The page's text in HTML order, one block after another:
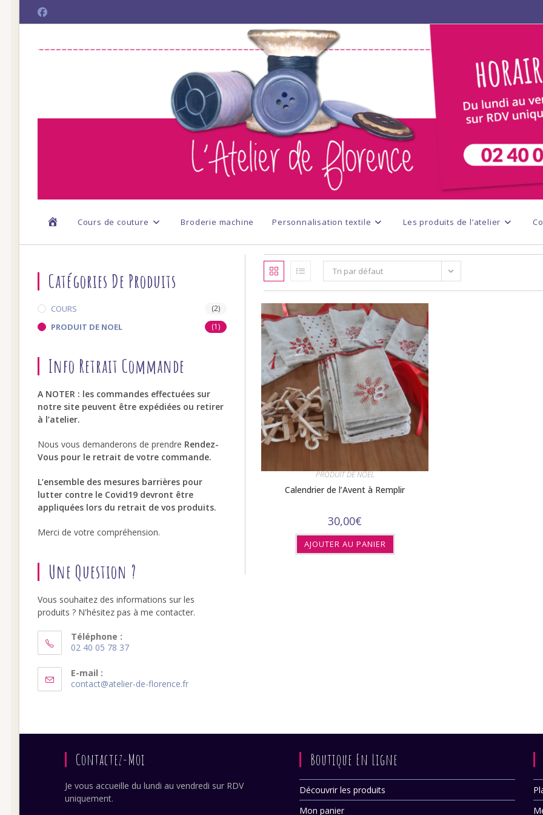
Cours de couture Broderie machine Personnalisation textile Les produits de l’atelier
Tri par défaut
PRODUIT DE NOEL
Calendrier de l’Avent à Remplir
30,00€
AJOUTER AU PANIER
Catégories De Produits
COURS (2)
PRODUIT DE NOEL (1)
Info Retrait Commande
A NOTER : les commandes effectuées sur
notre site peuvent être expédiées ou retirer
à l’atelier.
Nous vous demanderons de prendre Rendez-
Vous pour le retrait de votre commande.
L’ensemble des mesures barrières pour
lutter contre le Covid19 devront être
appliquées lors du retrait de vos produits.
Merci de votre compréhension.
Une Question ?
Vous souhaitez des informations sur les
produits ? N'hésitez pas à me contacter.
Téléphone :
02 40 05 78 37
dans
votre
E-mail :
contact@atelier-de-florence.frS’ouvre
Contactez-Moi
Je vous accueille du lundi au vendredi sur RDV
uniquement.
Boutique En Ligne
Découvrir les produits
Mon panier